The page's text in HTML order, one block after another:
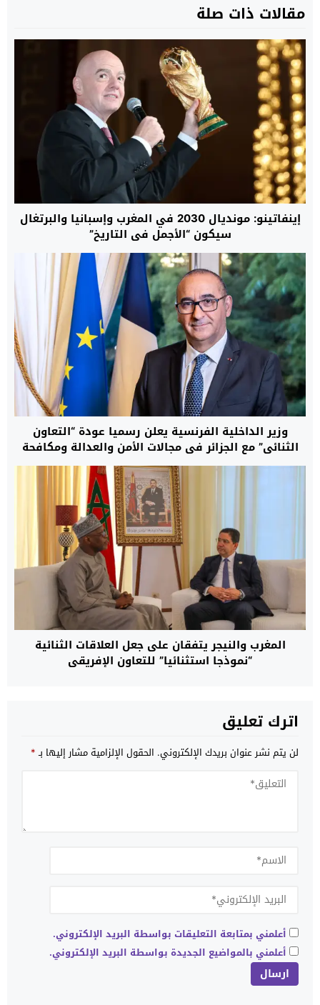
مقالات ذات صلة
إينفاتينو: مونديال 2030 في المغرب وإسبانيا والبرتغال
سيكون “الأجمل في التاريخ”
وزير الداخلية الفرنسية يعلن رسميا عودة “التعاون
الثنائي” مع الجزائر في مجالات الأمن والعدالة ومكافحة
الهجرة غير النظامية
المغرب والنيجر يتفقان على جعل العلاقات الثنائية
“نموذجا استثنائيا” للتعاون الإفريقي
اترك تعليق
لن يتم نشر عنوان بريدك الإلكتروني. الحقول الإلزامية مشار إليها بـ*
أعلمني بمتابعة التعليقات بواسطة البريد الإلكتروني.
أعلمني بالمواضيع الجديدة بواسطة البريد الإلكتروني.